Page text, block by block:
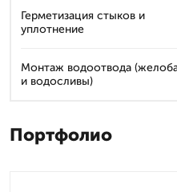
Герметизация стыков и
уплотнение
Монтаж водоотвода
и водосливы)
Портфолио